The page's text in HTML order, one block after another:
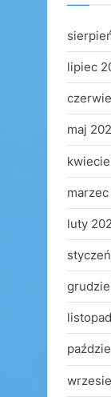
lipiec
maj
luty